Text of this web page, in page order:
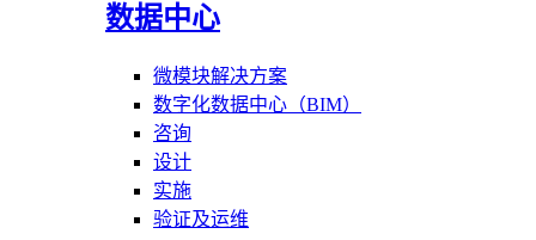
数据中心
微模块解决方案
数字化数据中心（BIM）
咨询
设计
实施
验证及运维